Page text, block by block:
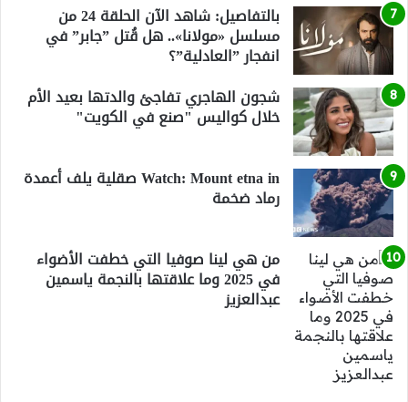
بالتفاصيل: شاهد الآن الحلقة 24 من
مسلسل «مولانا».. هل قُتل ”جابر” في
انفجار ”العادلية”؟
شجون الهاجري تفاجئ والدتها بعيد الأم
خلال كواليس "صنع في الكويت"
Watch: Mount etna in صقلية يلف أعمدة
رماد ضخمة
من هي لينا صوفيا التي خطفت الأضواء
في 2025 وما علاقتها بالنجمة ياسمين
عبدالعزيز